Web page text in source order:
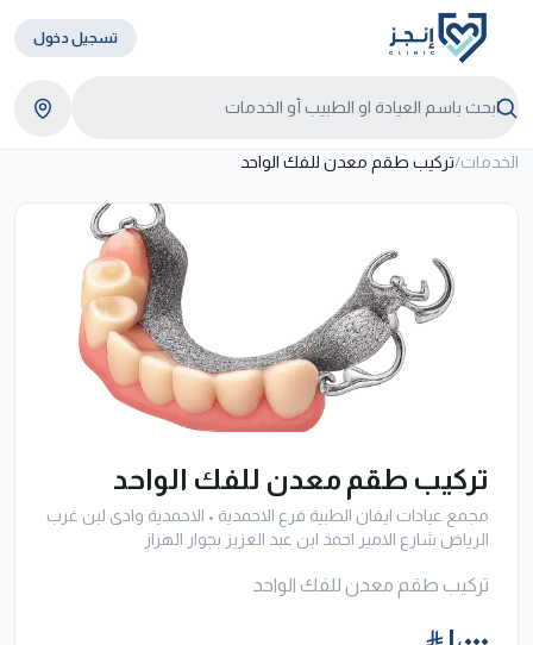
تسجيل دخول
الخدمات/تركيب طقم معدن للفك الواحد
تركيب طقم معدن للفك الواحد
مجمع عيادات ايفان الطبية فرع الاحمدية • الاحمدية وادى لبن غرب
الرياض شارع الامير احمد ابن عبد العزيز بجوار الهزاز
تركيب طقم معدن للفك الواحد
١٬٠٠٠